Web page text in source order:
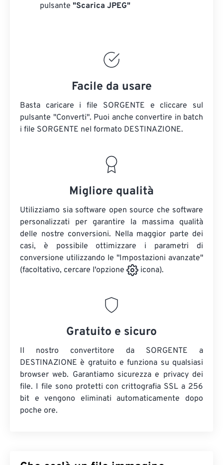
pulsante "Scarica JPEG"
Facile da usare
Basta caricare i file SORGENTE e cliccare sul
pulsante "Converti". Puoi anche convertire in batch
i file SORGENTE nel formato DESTINAZIONE.
Migliore qualità
Utilizziamo sia software open source che software
personalizzati per garantire la massima qualità
delle nostre conversioni. Nella maggior parte dei
casi, è possibile ottimizzare i parametri di
conversione utilizzando le "Impostazioni avanzate"
(facoltativo, cercare l'opzione
icona).
Gratuito e sicuro
Il nostro convertitore da SORGENTE a
DESTINAZIONE è gratuito e funziona su qualsiasi
browser web. Garantiamo sicurezza e privacy dei
file. I file sono protetti con crittografia SSL a 256
bit e vengono eliminati automaticamente dopo
poche ore.